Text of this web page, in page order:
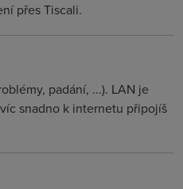
přes Tiscali.
padání, ...). LAN je
snadno k internetu připojíš